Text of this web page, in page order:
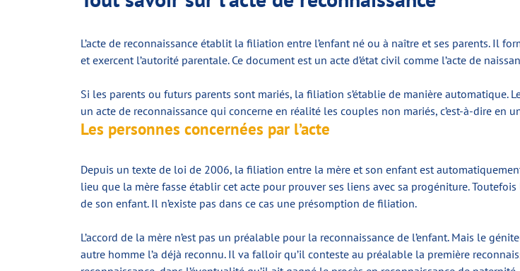
L’acte de reconnaissance établit la filiation entre l’enfant né ou à naître et ses parents. Il
et exercent l’autorité parentale. Ce document est un acte d’état civil comme l’acte de
Si les parents ou futurs parents sont mariés, la filiation s’établie de manière automatique.
un acte de reconnaissance qui concerne en réalité les couples non mariés, c’est-à-dire en
Les personnes concernées par l’acte
Depuis un texte de loi de 2006, la filiation entre la mère et son enfant est
lieu que la mère fasse établir cet acte pour prouver ses liens avec sa progéniture.
de son enfant. Il n’existe pas dans ce cas une présomption de filiation.
L’accord de la mère n’est pas un préalable pour la reconnaissance de l’enfant. Mais le
autre homme l’a déjà reconnu. Il va falloir qu’il conteste au préalable la première